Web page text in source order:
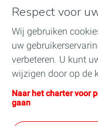
TotalEnergies in
Ons nieuws
Onze
Jobs
Respect voor
Wij gebruiken
uw
verbeteren. U kunt
wijzigen door op de
klikken. Door op de
in met de installatie
Naar het charter voor
gaan